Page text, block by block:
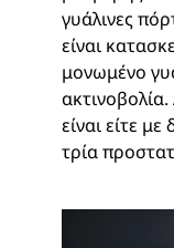
γυάλινες
είναι
μονωμένο
είναι είτε
τρία